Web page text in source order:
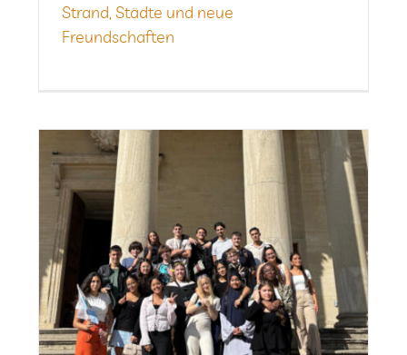
Strand, Städte und neue
Freundschaften